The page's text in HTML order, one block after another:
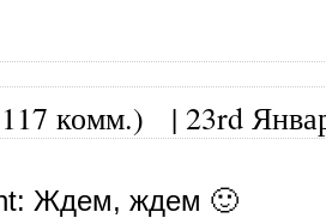
комм.) | 23rd
: Ждем, ждем 🙂